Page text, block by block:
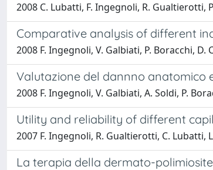
2008 C. Lubatti, F. Ingegnoli, R. Gualtierotti,
Comparative analysis of different
2008 F. Ingegnoli, V. Galbiati, P. Boracchi,
Valutazione del dannno anatomico
2008 F. Ingegnoli, V. Galbiati, A. Soldi, P.
Utility and reliability of different
2007 F. Ingegnoli, R. Gualtierotti, C. Lubatti,
La terapia della dermato-polimiosite